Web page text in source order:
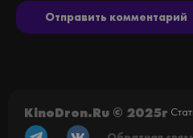
Отправить комментарий
KinoDron.Ru © 2025г